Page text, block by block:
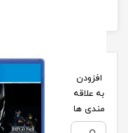
افزودن
به علاقه
مندی ها